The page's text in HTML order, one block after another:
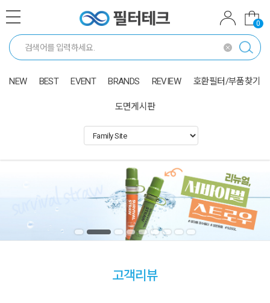
0
NEW BEST EVENT BRANDS REVIEW 호환필터/부품찾기
도면게시판
고객리뷰